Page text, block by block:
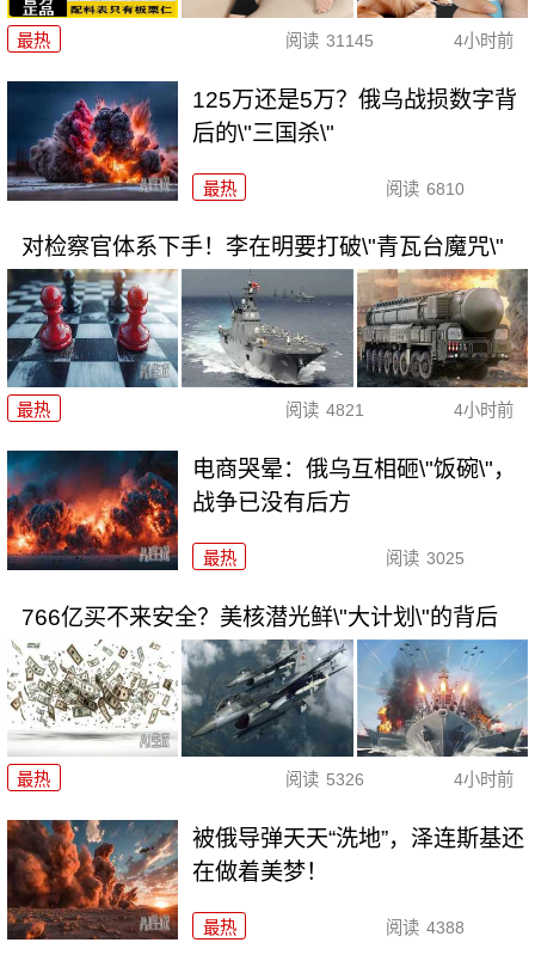
最热 阅读 31145 4小时前
125万还是5万？俄乌战损数字背
后的\"三国杀\"
最热 阅读 6810
对检察官体系下手！李在明要打破\"青瓦台魔咒\"
最热 阅读 4821 4小时前
电商哭晕：俄乌互相砸\"饭碗\"，
战争已没有后方
最热 阅读 3025
766亿买不来安全？美核潜光鲜\"大计划\"的背后
最热 阅读 5326 4小时前
被俄导弹天天“洗地”，泽连斯基还
在做着美梦！
最热 阅读 4388